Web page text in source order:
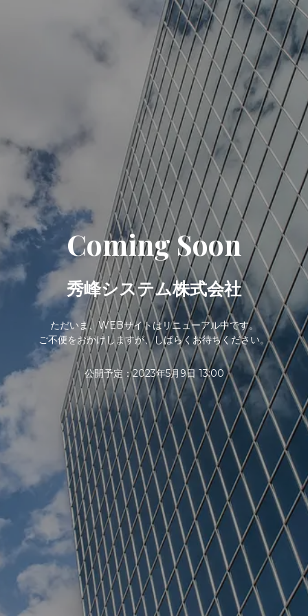
Coming Soon
秀峰システム株式会社
ただいま、WEBサイトはリニューアル中です。
ご不便をおかけしますが、しばらくお待ちください。
公開予定：2023年5月9日 13:00